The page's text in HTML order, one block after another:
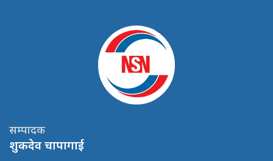
सम्पादक
शुकदेव चापागाई